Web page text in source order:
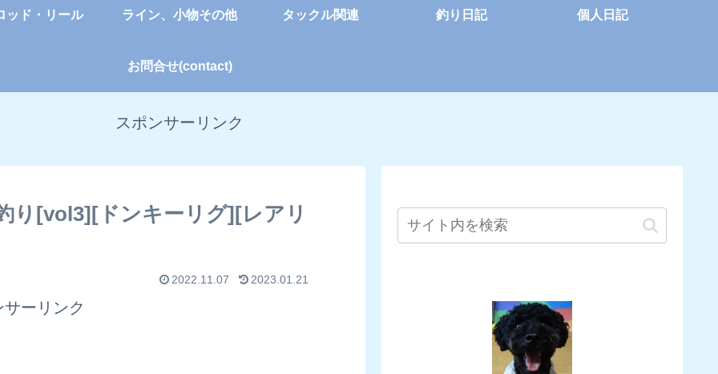
ッド・リール ライン、小物その他 タックル関連 釣り日記 個人日記
お問合せ(contact)
スポンサーリンク
り[vol3][ドンキーリグ][レアリ
2022.11.07 2023.01.21
サーリンク